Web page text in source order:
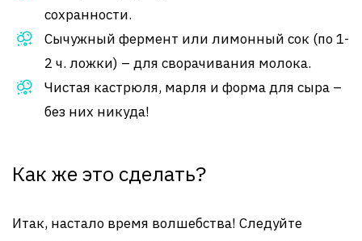
сохранности.
Сычужный фермент или лимонный сок (по 1-
2 ч. ложки) – для сворачивания молока.
Чистая кастрюля, марля и форма для сыра –
без них никуда!
Как же это сделать?
Итак, настало время волшебства! Следуйте